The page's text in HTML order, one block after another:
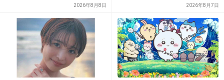
19. 匿名2013/03/26(火) 12:20:21
おいしそー（ﾖﾀﾞﾚ
2026年8月8日 2026年8月7日